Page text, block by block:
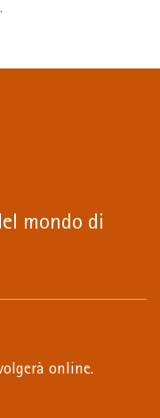
mondo di
online.